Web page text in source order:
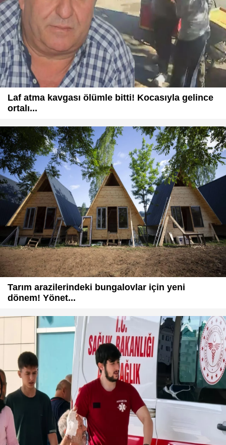
Laf atma kavgası ölümle bitti! Kocasıyla gelince
ortalı...
Tarım arazilerindeki bungalovlar için yeni
dönem! Yönet...